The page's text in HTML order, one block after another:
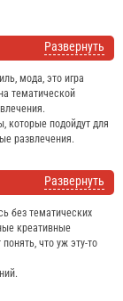
Развернуть
мода, это игра
тематической
которые подойдут для
развлечения.
Развернуть
без тематических
креативные
что уж эту-то